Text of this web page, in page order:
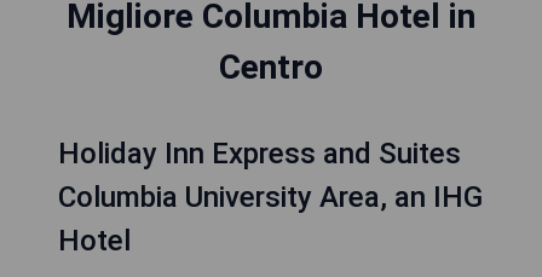
Migliore Columbia Hotel in
Centro
Holiday Inn Express and Suites
Columbia University Area, an IHG
Hotel